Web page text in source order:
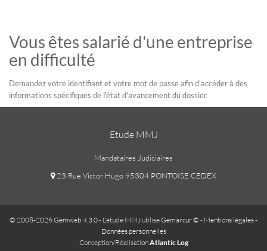
Vous êtes salarié d'une entreprise
en difficulté
Demandez votre identifiant et votre mot de passe afin d'accéder à des
informations spécifiques de l'état d'avancement du dossier.
Etude MMJ
Mandataires Judiciaires
23 Rue Victor Hugo 95304 PONTOISE CEDEX
© 2008-2026 Gemweb 4.3.0- L'étude MMJ utiliseGemarcur © - Mentions légales-
Données personnelles
Conception/RéalisationAtlantic Log